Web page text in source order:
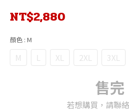
NT$2,880
顏色 : M
M L XL 2XL 3XL
售完
若想購買，請聯